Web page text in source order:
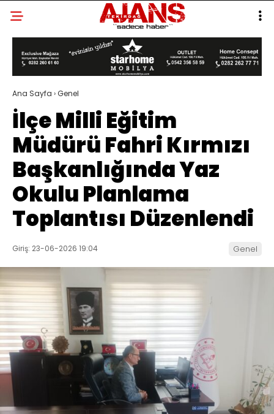
Ana Sayfa ›Genel
İlçe Milli Eğitim
Müdürü Fahri Kırmızı
Başkanlığında Yaz
Okulu Planlama
Toplantısı Düzenlendi
Giriş: 23-06-2026 19:04 Genel